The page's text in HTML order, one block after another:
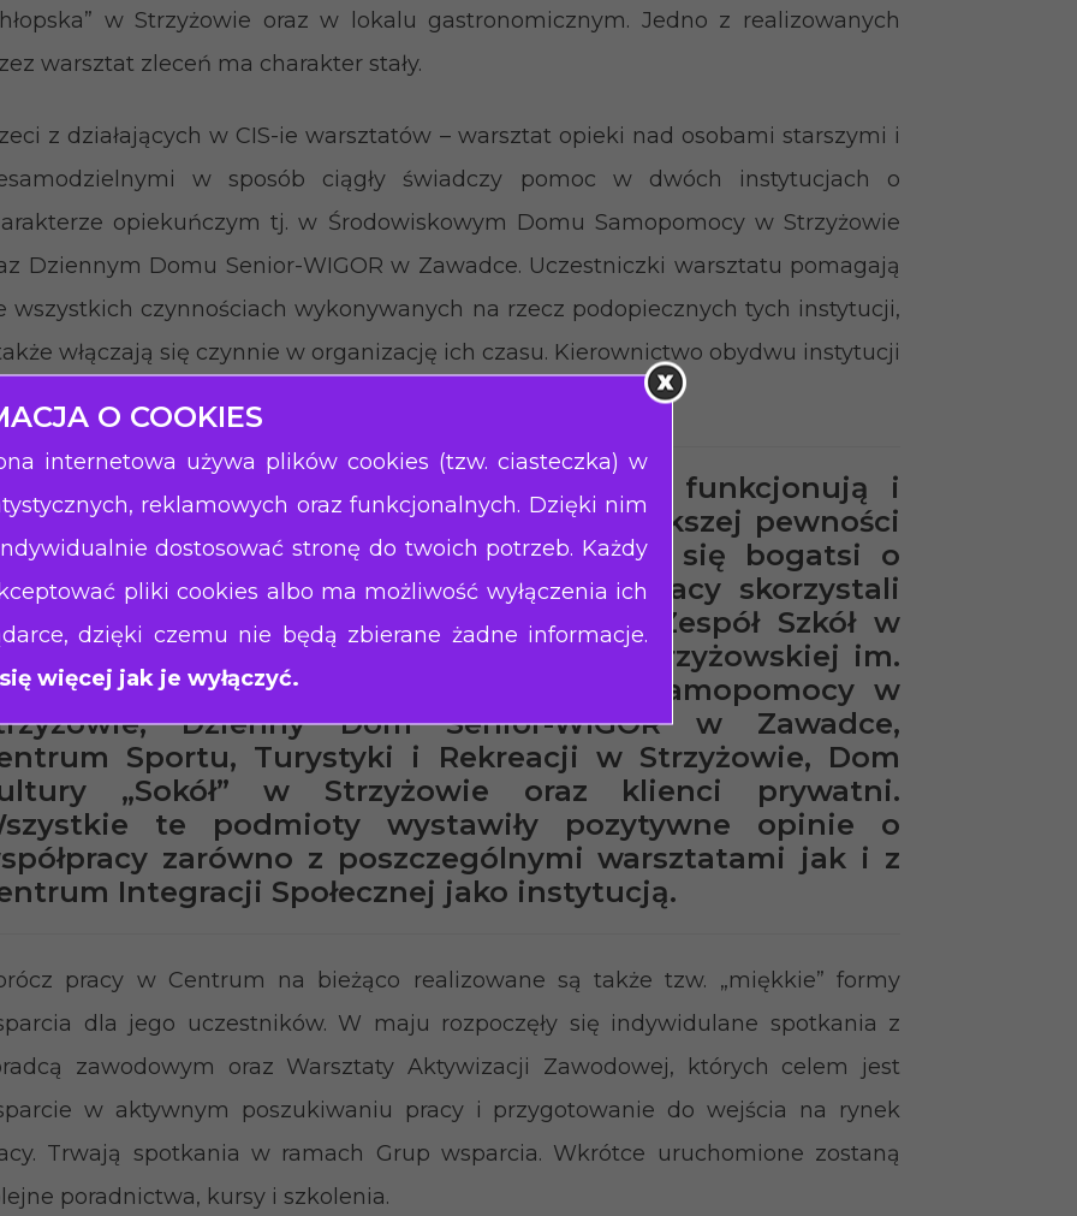
w Strzyżowie oraz w lokalu gastronomicznym. Jedno z realizowanych
warsztat zleceń ma charakter stały.
z działających w CIS-ie warsztatów – warsztat opieki nad osobami starszymi i
w sposób ciągły świadczy pomoc w dwóch instytucjach o
opiekuńczym tj. w Środowiskowym Domu Samopomocy w Strzyżowie
Dziennym Domu Senior-WIGOR w Zawadce. Uczestniczki warsztatu pomagają
wszystkich czynnościach wykonywanych na rzecz podopiecznych tych instytucji,
włączają się czynnie w organizację ich czasu. Kierownictwo obydwu instytucji
w CIS warsztaty coraz prężniej funkcjonują i
się, a ich Uczestnicy nabierają większej pewności
nabywają nowe umiejętności, stają się bogatsi o
doświadczenia. Do tej pory z ich pracy skorzystali
Urząd Miejski w Strzyżowie, Miejski Zespół Szkół w
Muzeum Samorządowe Ziemi Strzyżowskiej im.
Leśniaka, Środowiskowy Dom Samopomocy w
Dzienny Dom Senior-WIGOR w Zawadce,
Sportu, Turystyki i Rekreacji w Strzyżowie, Dom
„Sokół” w Strzyżowie oraz klienci prywatni.
te podmioty wystawiły pozytywne opinie o
zarówno z poszczególnymi warsztatami jak i z
Integracji Społecznej jako instytucją.
pracy w Centrum na bieżąco realizowane są także tzw. „miękkie” formy
dla jego uczestników. W maju rozpoczęły się indywidulane spotkania z
zawodowym oraz Warsztaty Aktywizacji Zawodowej, których celem jest
w aktywnym poszukiwaniu pracy i przygotowanie do wejścia na rynek
Trwają spotkania w ramach Grup wsparcia. Wkrótce uruchomione zostaną
poradnictwa, kursy i szkolenia.
O COOKIES
internetowa używa plików cookies (tzw. ciasteczka) w
reklamowych oraz funkcjonalnych. Dzięki nim
dostosować stronę do twoich potrzeb. Każdy
pliki cookies albo ma możliwość wyłączenia ich
dzięki czemu nie będą zbierane żadne informacje.
więcej jak je wyłączyć.